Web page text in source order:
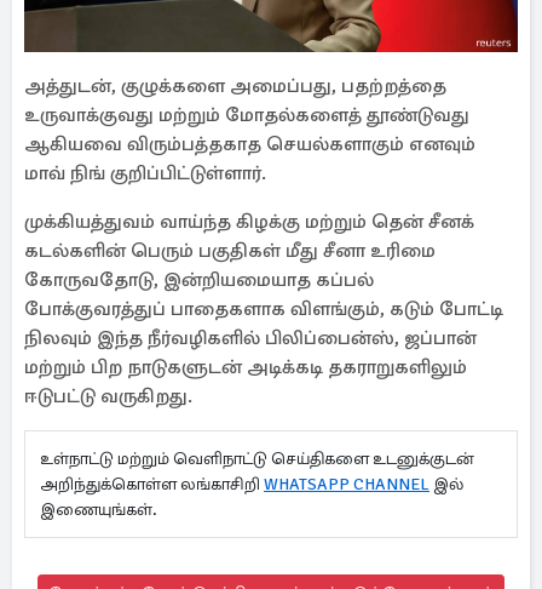
அத்துடன், குழுக்களை அமைப்பது, பதற்றத்தை
உருவாக்குவது மற்றும் மோதல்களைத் தூண்டுவது
ஆகியவை விரும்பத்தகாத செயல்களாகும் எனவும்
மாவ் நிங் குறிப்பிட்டுள்ளார்.
முக்கியத்துவம் வாய்ந்த கிழக்கு மற்றும் தென் சீனக்
கடல்களின் பெரும் பகுதிகள் மீது சீனா உரிமை
கோருவதோடு, இன்றியமையாத கப்பல்
போக்குவரத்துப் பாதைகளாக விளங்கும், கடும் போட்டி
நிலவும் இந்த நீர்வழிகளில் பிலிப்பைன்ஸ், ஜப்பான்
மற்றும் பிற நாடுகளுடன் அடிக்கடி தகராறுகளிலும்
ஈடுபட்டு வருகிறது.
உள்நாட்டு மற்றும் வெளிநாட்டு செய்திகளை உடனுக்குடன்
அறிந்துக்கொள்ள லங்காசிறி WHATSAPP CHANNEL இல்
இணையுங்கள்.